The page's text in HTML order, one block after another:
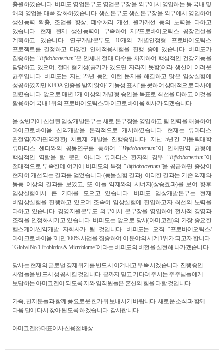
충원하였습니다. 비피도 영업본부도 영업본부장을 외부에서 영입하는 등 국내 및
해외 영업을 대폭 강화하였습니다.생산본부도 생산본부장을 외부에서 영입하여
생산능력 확충, 조업률 향상, 폐수처리 개선, 원가개선 등의 노력을 다하고
있습니다. 현재 완제 생산능력이 부족하여 제 2프로바이오틱스 공장건설을
계획하고 있습니다. 연구개발본부도 10개의 개별인정형 프로바이오틱스
프로젝트를 결정하고 다양한 인체적용시험을 진행 중에 있습니다. 비피도가
집중하는 “Bifidobacterium”은 인체내 절대 다수를 차지하여 핵심적인 건강기능을
담당하고 있으며, 절대 혐기성(공기가 있으면 자라지 못함)이라 생산이 어려운
균주입니다. 비피도는 지난23년 동안 이런 문제를 해결하고 많은 임상실험에
성공하였지만KFDA인증을 받지 않아“기능성 표시”를 못하여 상대적으로 타사에
밀렸습니다. 앞으로 매년 1개 이상의 개별형 승인을 목표로 최선을 다하고 이것을
활용하여 국내 1위의 프로바이오틱스/마이크로바이옴 회사가 되겠습니다.
올 상반기에 신설된 임상개발본부는 새로 본부장을 영입하고 팀 인력을 채용하여
마이크로바이옴 신약개발을 본격적으로 개시하였습니다. 현재는 류마티스
관절염(자가면역질환) 치료제 개발을 진행중입니다. 지난 5년간 가톨릭대학
류마티스 센터와의 공동연구를 통하여
“Bifidobacterium”이 인체면역 균형에
핵심적인 역할을 할 뿐만 아니라 류마티스 환자의 경우
“Bifidobacterium”이
절대적으로 부족한데 여기에 비피도의 특정 “Bifidobacterium”을 공급하면 증상이
현저히 개선되는 결과를 얻었습니다(동물실험 결과). 이러한 결과는 기존 약제와
동등 이상의 결과를 보였고, 또 이들 약제와의 시너지(상승효과)를 보여 향후
임상실험에서 큰 기대를 모으고 있습니다. 비피도 임상개발본부는 현재
비임상실험을 진행하고 있으며 조속히 임상실험에 진입하고자 최선의 노력을
다하고 있습니다. 경영지원본부도 외부에서 본부장을 영입하여 전사적 경영과
조직을 안정화시키고 있습니다. 비피도는 앞으로 당사(아미코젠)의 가장 중요한
헬스케어/신약개발 자회사가 될 것입니다. 비피도는 오직“프로바이오틱스/
마이크로바이옴”에만100%사업을 집중하여 이 분야의 세계 1위가 되고자 합니다.
“Global No.1 Probiotics & Microbiome”이라는 비피도의 비전을 실현해 나가겠습니다.
당사는 현재의 글로벌 경제위기를 반드시 이겨내고 우뚝 서겠습니다. 진행중인
사업들을 반드시 성공시킬 것입니다. 끝까지 믿고 기다려 주시는 주주님들에게
보답하는 아미코젠이 되도록 저와 임직원들은 혼신의 힘을 다할 것입니다.
가족, 친지분들과 함께 풍요로운 한가위 보내시기 바랍니다.새로운 소식과 함께
다음 달에 다시 찾아 뵙도록 하겠습니다. 감사합니다.
아미코젠㈜대표이사신용철 배상